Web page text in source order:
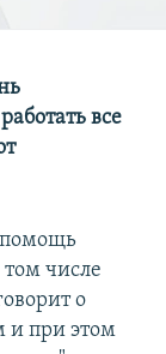
все
помощь
числе
о
и при этом